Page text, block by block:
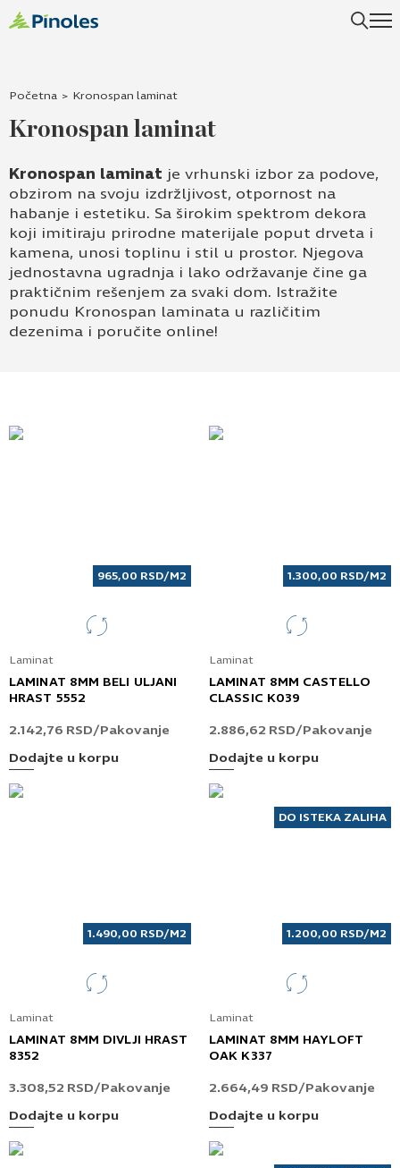
Početna > Kronospan laminat
Kronospan laminat
Kronospan laminat je vrhunski izbor za podove,
obzirom na svoju izdržljivost, otpornost na
habanje i estetiku. Sa širokim spektrom dekora
koji imitiraju prirodne materijale poput drveta i
kamena, unosi toplinu i stil u prostor. Njegova
jednostavna ugradnja i lako održavanje čine ga
praktičnim rešenjem za svaki dom. Istražite
ponudu Kronospan laminata u različitim
dezenima i poručite online!
965,00 RSD/M2
Laminat
LAMINAT 8MM BELI ULJANI
HRAST 5552
2.142,76 RSD/Pakovanje
Dodajte u korpu
1.300,00 RSD/M2
Laminat
LAMINAT 8MM CASTELLO
CLASSIC K039
2.886,62 RSD/Pakovanje
Dodajte u korpu
1.490,00 RSD/M2
Laminat
LAMINAT 8MM DIVLJI HRAST
8352
3.308,52 RSD/Pakovanje
Dodajte u korpu
DO ISTEKA ZALIHA
1.200,00 RSD/M2
Laminat
LAMINAT 8MM HAYLOFT
OAK K337
2.664,49 RSD/Pakovanje
Dodajte u korpu